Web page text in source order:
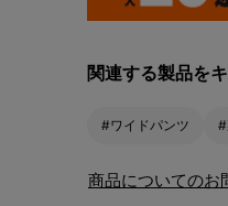
関連する製品を
#ワイドパンツ
商品についてのお